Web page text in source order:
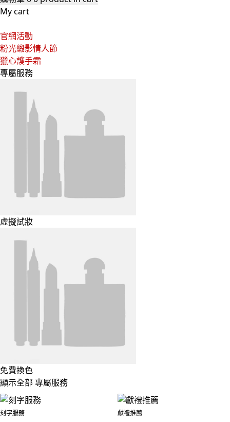
My cart
官網活動
粉光緞影情人節
獵心護手霜
專屬服務
虛擬試妝
免費換色
顯示全部 專屬服務
刻字服務 獻禮推薦